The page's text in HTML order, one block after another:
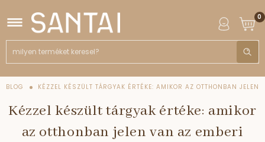
0
BLOG
KÉZZEL KÉSZÜLT TÁRGYAK ÉRTÉKE: AMIKOR AZ OTTHONBAN JELEN
Kézzel készült tárgyak értéke: amikor
az otthonban jelen van az emberi